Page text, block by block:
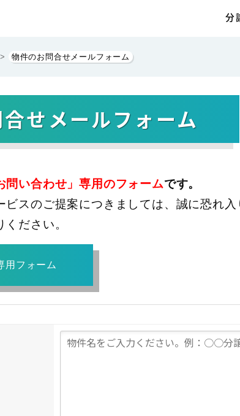
分
物件のお問合せメールフォーム
せメールフォーム
問い合わせ」専用のフォームです。
ビスのご提案につきましては、誠に恐れ入
ください。
用フォーム